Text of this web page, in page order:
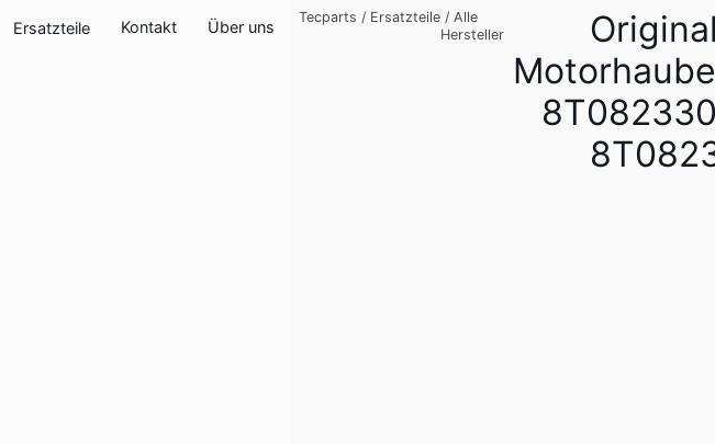
Ersatzteile Kontakt Über uns
Tecparts / Ersatzteile / Alle
Hersteller